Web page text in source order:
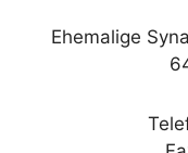
Ehemalige